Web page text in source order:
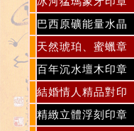
巴西原礦能量水晶
天然琥珀、蜜蠟章
百年沉水壇木印章
結婚情人精品對印
精緻立體浮刻印章